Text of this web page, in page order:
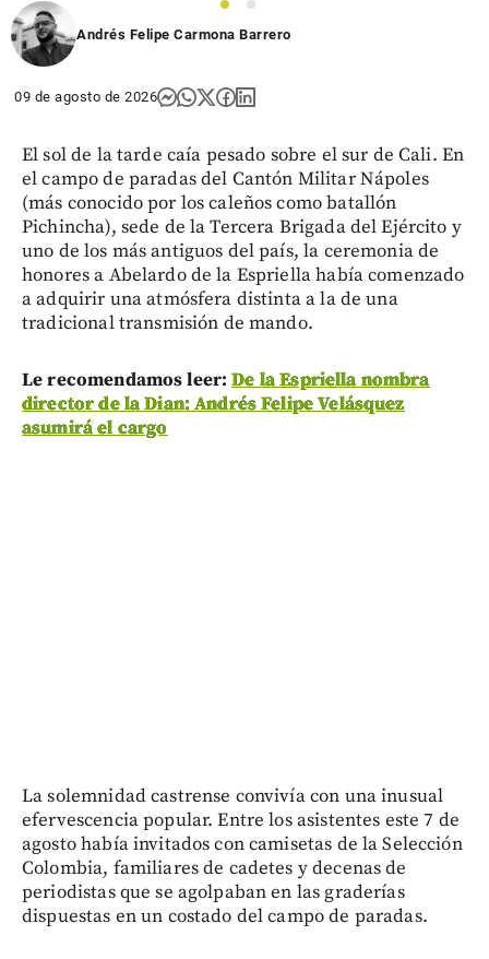
1
2
Andrés Felipe Carmona Barrero
09 de agosto de 2026
El sol de la tarde caía pesado sobre el sur de Cali. En
el campo de paradas del Cantón Militar Nápoles
(más conocido por los caleños como batallón
Pichincha), sede de la Tercera Brigada del Ejército y
uno de los más antiguos del país, la ceremonia de
honores a Abelardo de la Espriella había comenzado
a adquirir una atmósfera distinta a la de una
tradicional transmisión de mando.
Le recomendamos leer:De la Espriella nombra
director de la Dian: Andrés Felipe Velásquez
asumirá el cargo
La solemnidad castrense convivía con una inusual
efervescencia popular. Entre los asistentes este 7 de
agosto había invitados con camisetas de la Selección
Colombia, familiares de cadetes y decenas de
periodistas que se agolpaban en las graderías
dispuestas en un costado del campo de paradas.